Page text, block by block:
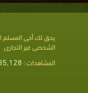
يحق لك أخى المسلم
الشخصى غير التجارى
المشاهدات :